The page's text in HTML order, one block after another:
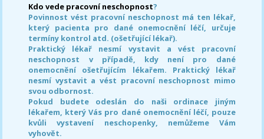
Kdo vede pracovní neschopnost?
Povinnost vést pracovní neschopnost má ten lékař,
který pacienta pro dané onemocnění léčí, určuje
termíny kontrol atd. (ošetřující lékař).
Praktický lékař nesmí vystavit a vést pracovní
neschopnost v případě, kdy není pro dané
onemocnění ošetřujícím lékařem. Praktický lékař
nesmí vystavit a vést pracovní neschopnost mimo
svou odbornost.
Pokud budete odeslán do naši ordinace jiným
lékařem, který Vás pro dané onemocnění léčí, pouze
kvůli vystavení neschopenky, nemůžeme Vám
vyhovět.